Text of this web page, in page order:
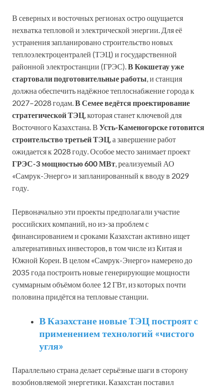
В северных и восточных регионах остро ощущается
нехватка тепловой и электрической энергии. Для её
устранения запланировано строительство новых
теплоэлектроцентралей (ТЭЦ) и государственной
районной электростанции (ГРЭС).В Кокшетау уже
стартовали подготовительные работы, и станция
должна обеспечить надёжное теплоснабжение города к
2027–2028 годам.В Семее ведётся проектирование
стратегической ТЭЦ, которая станет ключевой для
Восточного Казахстана. В Усть-Каменогорске готовится
строительство третьей ТЭЦ, а завершение работ
ожидается к 2028 году. Особое место занимает проект
ГРЭС-3 мощностью 600 МВт, реализуемый АО
«Самрук-Энерго» и запланированный к вводу в 2029
году.
Первоначально эти проекты предполагали участие
российских компаний, но из-за проблем с
финансированием и сроками Казахстан активно ищет
альтернативных инвесторов, в том числе из Китая и
Южной Кореи. В целом «Самрук-Энерго» намерено до
2035 года построить новые генерирующие мощности
суммарным объёмом более 12 ГВт, из которых почти
половина придётся на тепловые станции.
В Казахстане новые ТЭЦ построят с
применением технологий «чистого
угля»
Параллельно страна делает серьёзные шаги в сторону
возобновляемой энергетики. Казахстан поставил